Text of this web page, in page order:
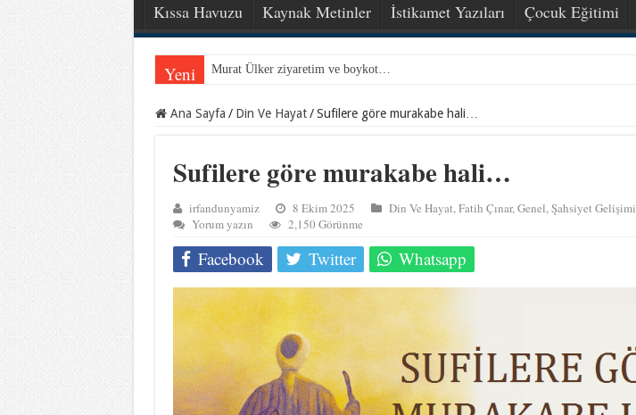
Kıssa Havuzu
Kaynak Metinler İstikamet Yazıları Çocuk Eğitimi
Yeni Murat Ülker ziyaretim ve boykot…
Ana Sayfa / Din Ve Hayat / Sufilere göre murakabe hali…
Sufilere göre murakabe hali…
irfandunyamiz 8 Ekim 2025 Din Ve Hayat,Fatih Çınar,Genel,Şahsiyet Gelişimi
Yorum yazın
2,150 Görünme
Facebook Twitter Whatsapp